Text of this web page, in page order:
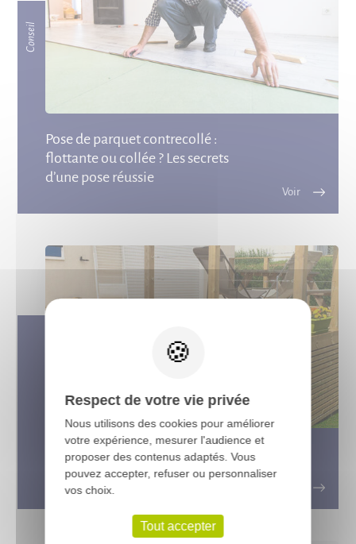
Conseil
Pose de parquet contrecollé :
flottante ou collée ? Les secrets
d’une pose réussie
Le bois traité autoclave, utilisation
et avantages
Respect de votre vie privée
Nous utilisons des cookies pour améliorer
votre expérience, mesurer l'audience et
proposer des contenus adaptés. Vous
pouvez accepter, refuser ou personnaliser
vos choix.
Tout accepter